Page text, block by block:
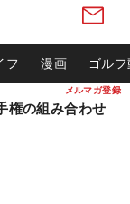
メルマガ登録
フ 漫画 ゴル
権の組み合わせ